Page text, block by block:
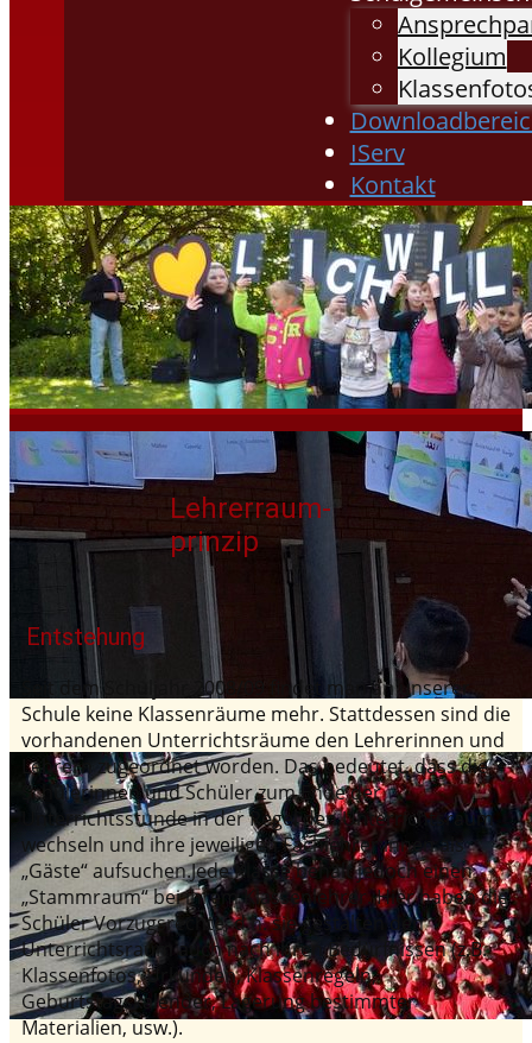
Kollegium
IServ
Kontakt
Lehrerraum-
prinzip
Entstehung
Seit dem Schuljahr 2008/09 findet man an unserer
Schule keine Klassenräume mehr. Stattdessen sind die
vorhandenen Unterrichtsräume den Lehrerinnen und
Lehrern zugeordnet worden. Das bedeutet, dass die
Schülerinnen und Schüler zum Ende der
Unterrichtsstunde in der Regel den Unterrichtsraum
wechseln und ihre jeweiligen Fachlehrer:innen als
„Gäste“ aufsuchen.Jede Klasse behält jedoch einen
„Stammraum“ bei ihrem Klassenlehrer. Hier haben die
Schüler Vorzugsrechte, d.h. sie gestalten den
Unterrichtsraum auch nach ihren Bedürfnissen (z.B.
Klassenfotos, Urkunden, Klassenregeln,
Geburtstagskalender, Lagerung bestimmter
Materialien, usw.).